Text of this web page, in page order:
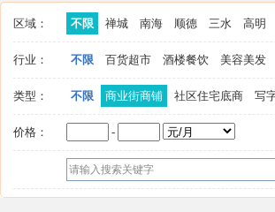
区域： 不限 禅城 南海 顺德 三水 高明
行业： 不限 百货超市 酒楼餐饮 美容美发
类型： 不限 商业街商铺 社区住宅底商 写
价格： -